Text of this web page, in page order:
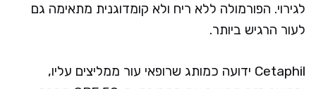
לגירוי. הפורמולה ללא ריח ולא קומדוגנית מתאימה גם
לעור הרגיש ביותר.
Cetaphil ידועה כמותג שרופאי עור ממליצים עליו,